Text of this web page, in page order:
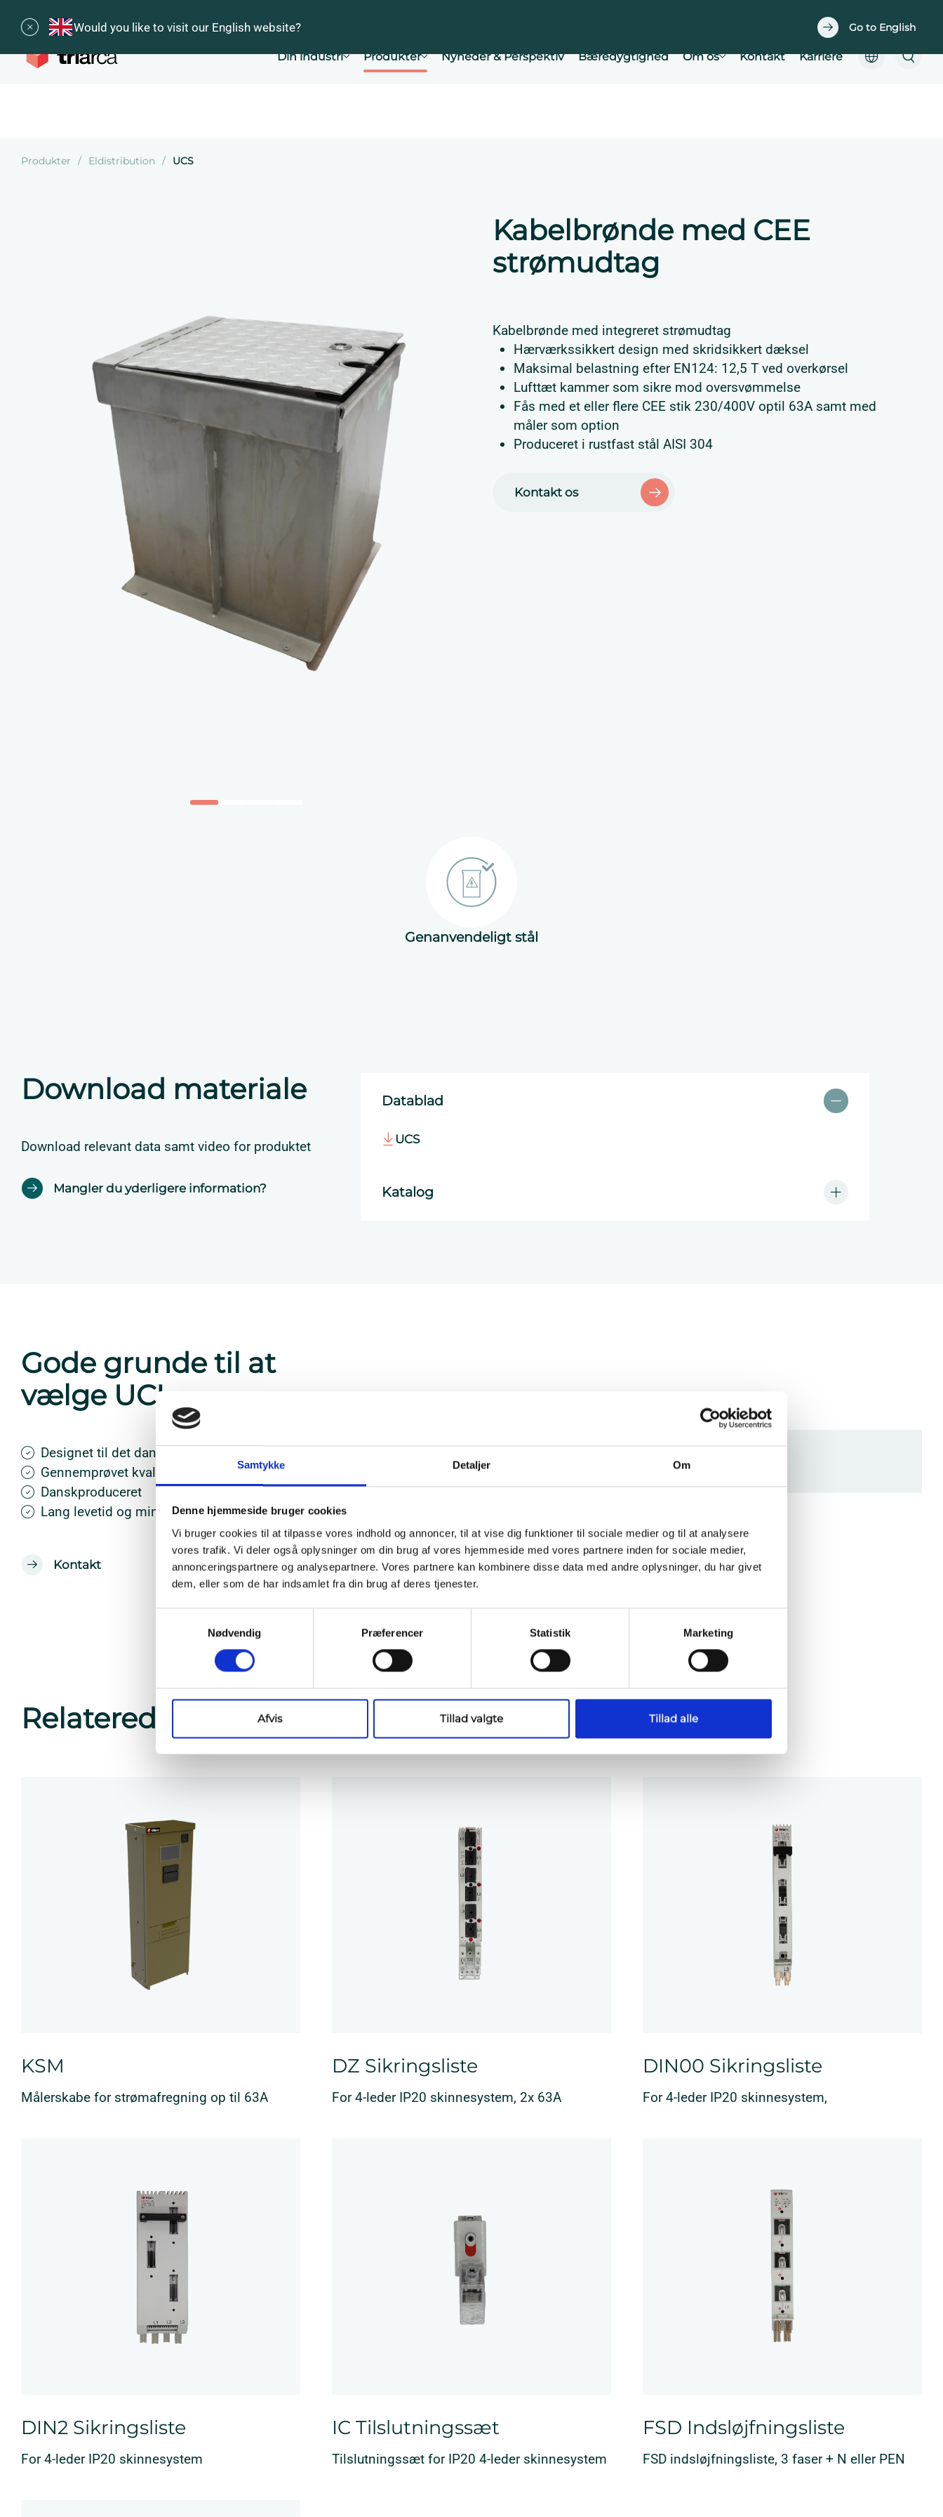
Samtykke Detaljer Om
Denne hjemmeside bruger cookies
Vi bruger cookies til at tilpasse vores indhold og annoncer, til at vise dig funktioner til sociale medier og til at analysere
vores trafik. Vi deler også oplysninger om din brug af vores hjemmeside med vores partnere inden for sociale medier,
annonceringspartnere og analysepartnere. Vores partnere kan kombinere disse data med andre oplysninger, du har givet
dem, eller som de har indsamlet fra din brug af deres tjenester.
Nødvendig
Præferencer Statistik Marketing
Afvis Tillad valgte Tillad alle
Din industri Produkter Nyheder & Perspektiv Bæredygtighed Om os Kontakt Karriere
Would you like to visit our English website? Go to English
Produkter Eldistribution UCS
Kabelbrønde med CEE
strømudtag
Kabelbrønde med integreret strømudtag
Hærværkssikkert design med skridsikkert dæksel
Maksimal belastning efter EN124: 12,5 T ved overkørsel
Lufttæt kammer som sikre mod oversvømmelse
Fås med et eller flere CEE stik 230/400V optil 63A samt med
måler som option
Produceret i rustfast stål AISI 304
Kontakt os
Genanvendeligt stål
Download materiale
Download relevant data samt video for produktet
Mangler du yderligere information?
Datablad
UCS
Katalog
Gode grunde til at
vælge UCL
Designet til det danske eldistributionsnet
Gennemprøvet kvalitet
Danskproduceret
Lang levetid og minimum vedligehold
Kontakt
Relaterede produkter
KSM
Målerskabe for strømafregning op til 63A
DZ Sikringsliste
For 4-leder IP20 skinnesystem, 2x 63A
DIN00 Sikringsliste
For 4-leder IP20 skinnesystem,
DIN2 Sikringsliste
For 4-leder IP20 skinnesystem
IC Tilslutningssæt
Tilslutningssæt for IP20 4-leder skinnesystem
FSD Indsløjfningsliste
FSD indsløjfningsliste, 3 faser + N eller PEN